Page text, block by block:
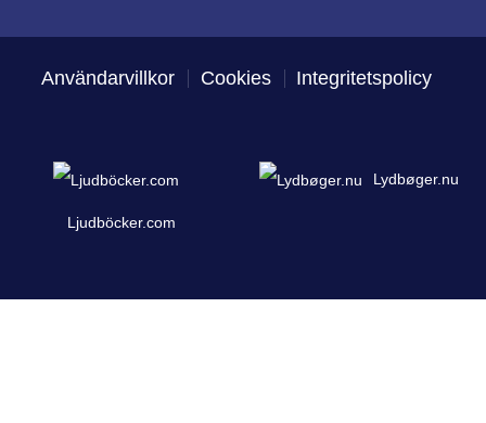
Användarvillkor Cookies Integritetspolicy
Ljudböcker.com
Lydbøger.nu